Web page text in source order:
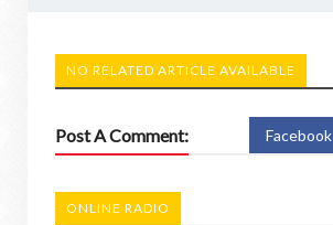
NO RELATED ARTICLE AVAILABLE
Post A Comment: Facebook
ONLINE RADIO